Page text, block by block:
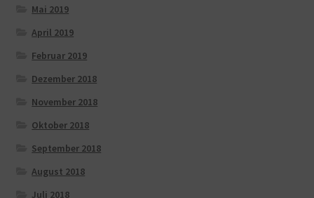
Mai 2019
April 2019
Februar 2019
Dezember 2018
November 2018
Oktober 2018
September 2018
August 2018
Juli 2018